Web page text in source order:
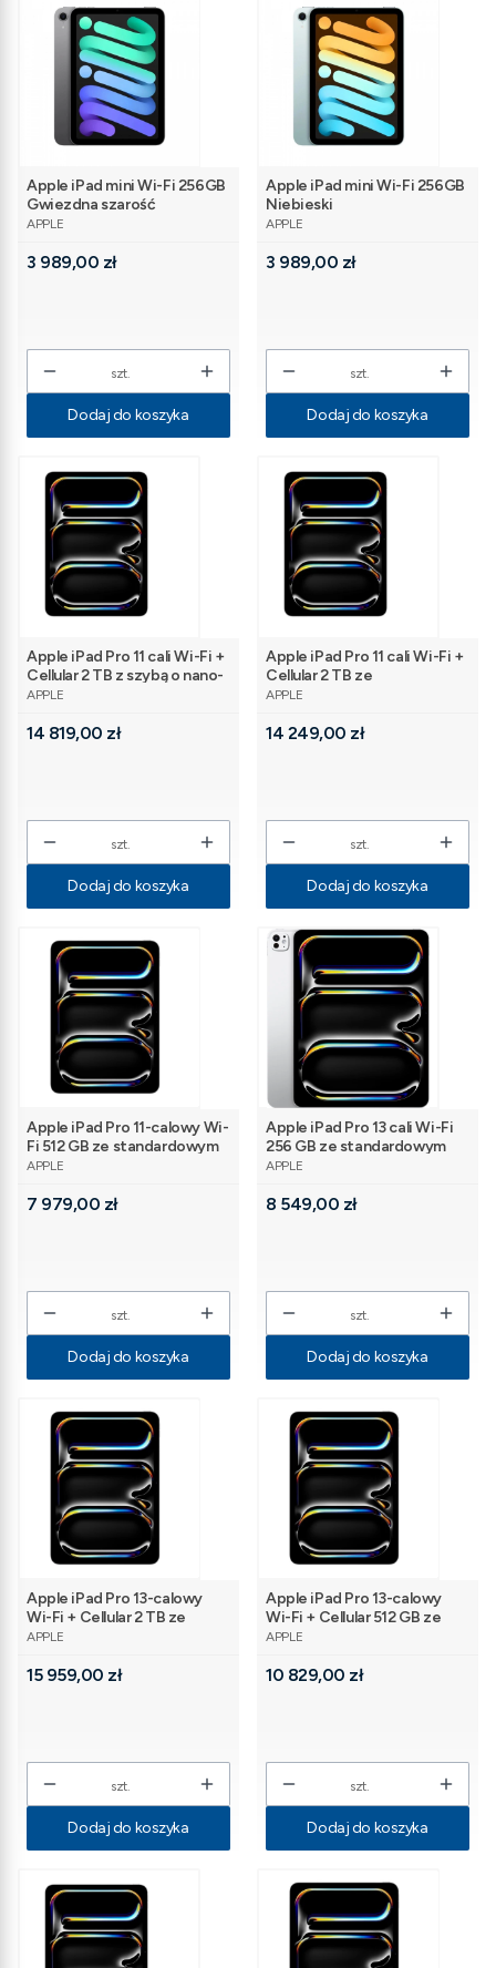
Apple iPad mini Wi-Fi 256GB
Gwiezdna szarość
PRODUCENT
APPLE
Cena
3 989,00 zł
szt.
Dodaj do koszyka
Apple iPad mini Wi-Fi 256GB
Niebieski
PRODUCENT
APPLE
Cena
3 989,00 zł
szt.
Dodaj do koszyka
Apple iPad Pro 11 cali Wi-Fi +
Cellular 2 TB z szybą o nano-
strukturze - Srebrny
PRODUCENT
APPLE
Cena
14 819,00 zł
szt.
Dodaj do koszyka
Apple iPad Pro 11 cali Wi-Fi +
Cellular 2 TB ze
standardowym szkłem -
PRODUCENT
APPLE
Cena
14 249,00 zł
szt.
Dodaj do koszyka
Apple iPad Pro 11-calowy Wi-
Fi 512 GB ze standardowym
szkłem - Gwiezdna czerń
PRODUCENT
APPLE
Cena
7 979,00 zł
szt.
Dodaj do koszyka
Apple iPad Pro 13 cali Wi-Fi
256 GB ze standardowym
szkłem - Srebrny
PRODUCENT
APPLE
Cena
8 549,00 zł
szt.
Dodaj do koszyka
Apple iPad Pro 13-calowy
Wi-Fi + Cellular 2 TB ze
szkłem standardowym -
PRODUCENT
APPLE
Cena
15 959,00 zł
szt.
Dodaj do koszyka
Apple iPad Pro 13-calowy
Wi-Fi + Cellular 512 GB ze
szkłem standardowym -
PRODUCENT
APPLE
Cena
10 829,00 zł
szt.
Dodaj do koszyka